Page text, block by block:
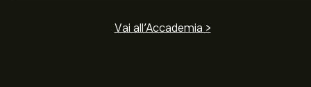
Vai all'Accademia >
crescita prevista. Consulta le previsioni recenti per i
futuri movimenti dei prezzi.